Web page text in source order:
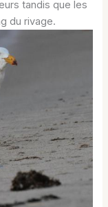
tandis que les
du rivage.